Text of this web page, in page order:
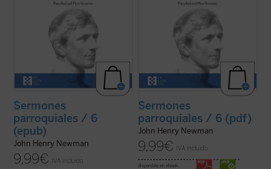
Sermones
parroquiales / 6
(epub)
John Henry Newman
9,99€ IVA incluido
Sermones
parroquiales / 6 (pdf)
John Henry Newman
9,99€ IVA incluido
disponible en ebook: